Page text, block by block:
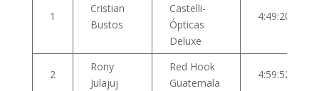
1
Cristian
Bustos
Castelli-
Ópticas
Deluxe
4:49:20
2
Rony
Julajuj
Red Hook
Guatemala
4:59:52